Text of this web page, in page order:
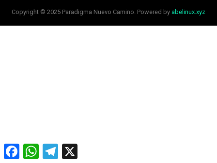
Copyright © 2025 Paradigma Nuevo Camino. Powered by abelinux.xyz
FacebookWhatsAppTelegram